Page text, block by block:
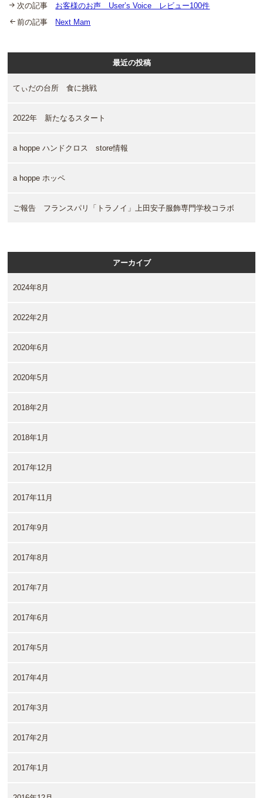
次の記事 お客様のお声 User’s Voice レビュー100件
前の記事
Next Mam
最近の投稿
てぃだの台所 食に挑戦
2022年 新たなるスタート
a hoppe ハンドクロス store情報
a hoppe ホッペ
ご報告 フランスパリ「トラノイ」上田安子服飾専門学校コラボ
アーカイブ
2024年8月
2022年2月
2020年6月
2020年5月
2018年2月
2018年1月
2017年12月
2017年11月
2017年9月
2017年8月
2017年7月
2017年6月
2017年5月
2017年4月
2017年3月
2017年2月
2017年1月